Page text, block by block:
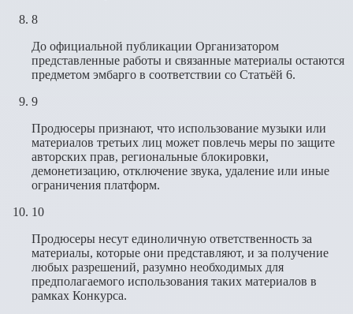
8
До официальной публикации Организатором
представленные работы и связанные материалы остаются
предметом эмбарго в соответствии со Статьёй 6.
9
Продюсеры признают, что использование музыки или
материалов третьих лиц может повлечь меры по защите
авторских прав, региональные блокировки,
демонетизацию, отключение звука, удаление или иные
ограничения платформ.
10
Продюсеры несут единоличную ответственность за
материалы, которые они представляют, и за получение
любых разрешений, разумно необходимых для
предполагаемого использования таких материалов в
рамках Конкурса.